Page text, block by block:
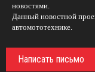
новостями.
Данный новостной
автомототехнике.
Написать письмо